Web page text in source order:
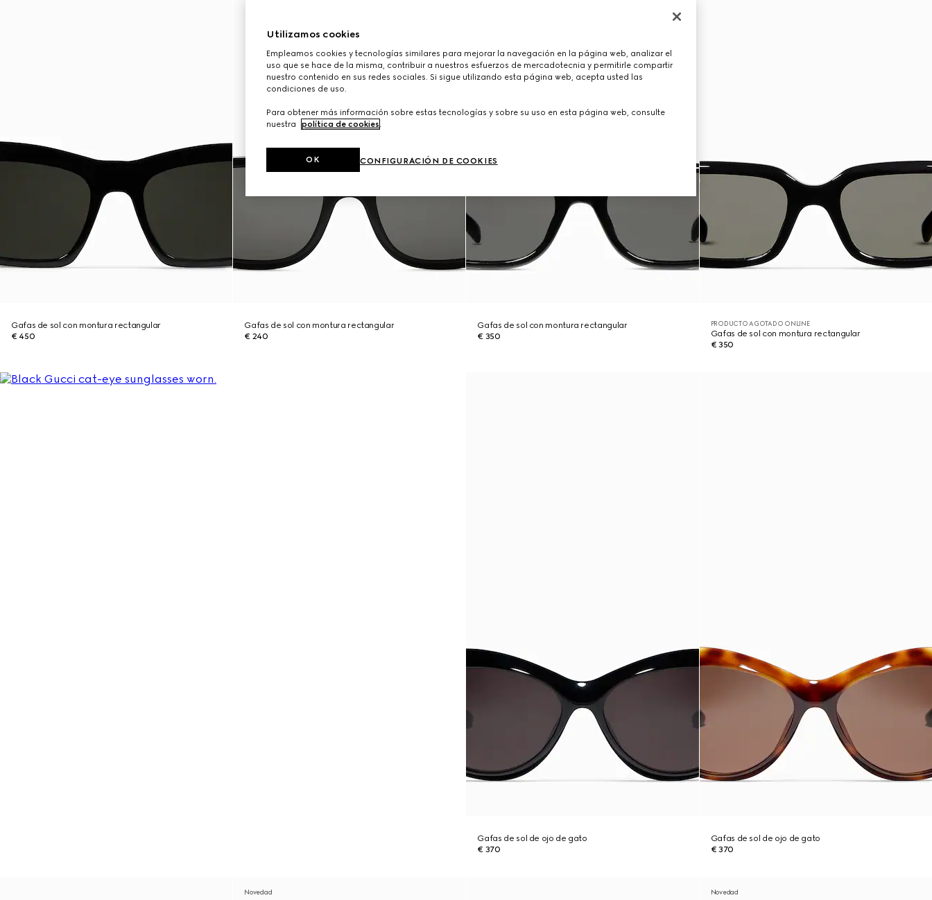
Gafas de sol con montura rectangular
€ 450
Gafas de sol con montura rectangular
€ 240
Gafas de sol con montura rectangular
€ 350
PRODUCTO AGOTADO ONLINE
Gafas de sol con montura rectangular
€ 350
Gafas de sol de ojo de gato
€ 370
Gafas de sol de ojo de gato
€ 370
Novedad Novedad
Utilizamos cookies
Empleamos cookies y tecnologías similares para mejorar la navegación en la página web, analizar el
uso que se hace de la misma, contribuir a nuestros esfuerzos de mercadotecnia y permitirle compartir
nuestro contenido en sus redes sociales. Si sigue utilizando esta página web, acepta usted las
condiciones de uso.
Para obtener más información sobre estas tecnologías y sobre su uso en esta página web, consulte
nuestra
política de cookies.
CONFIGURACIÓN DE COOKIES
OK